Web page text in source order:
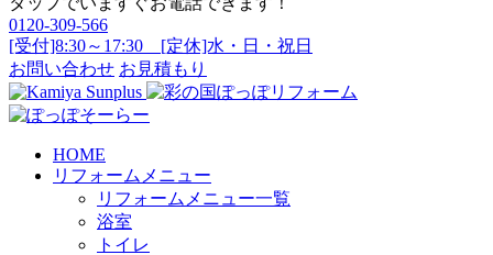
0120-309-566
[受付]8:30～17:30 [定休]水・日・祝日
お問い合わせ お見積もり
HOME
リフォームメニュー
リフォームメニュー一覧
浴室
トイレ